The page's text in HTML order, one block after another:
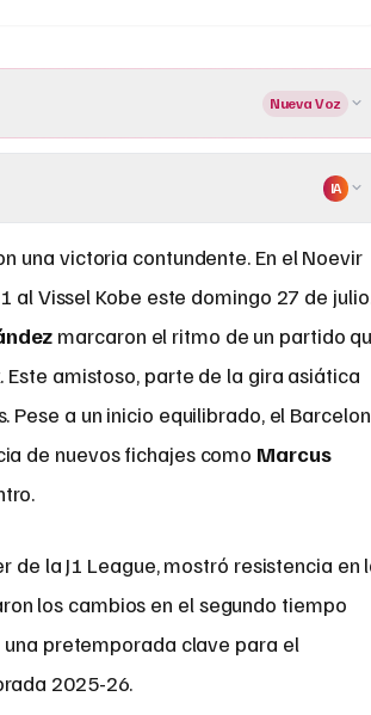
Nueva Voz
IA
una victoria contundente. En el Noevir
al Vissel Kobe este domingo 27 de
marcaron el ritmo de un partido
. Este amistoso, parte de la gira asiática
Pese a un inicio equilibrado, el
de nuevos fichajes como Marcus
de la J1 League, mostró resistencia en
los cambios en el segundo tiempo
pretemporada clave para el
2025-26.